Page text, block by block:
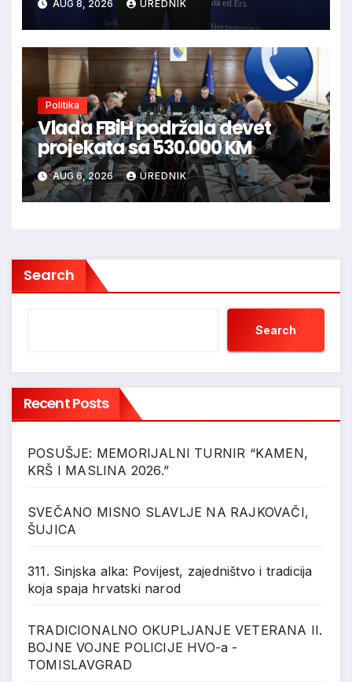
AUG 8, 2026 UREDNIK
Politika
Vlada FBiH podržala devet
projekata sa 530.000 KM
AUG 6, 2026 UREDNIK
Search
Search
Recent Posts
POSUŠJE: MEMORIJALNI TURNIR “KAMEN,
KRŠ I MASLINA 2026.”
SVEČANO MISNO SLAVLJE NA RAJKOVAČI,
ŠUJICA
311. Sinjska alka: Povijest, zajedništvo i tradicija
koja spaja hrvatski narod
TRADICIONALNO OKUPLJANJE VETERANA II.
BOJNE VOJNE POLICIJE HVO-a -
TOMISLAVGRAD